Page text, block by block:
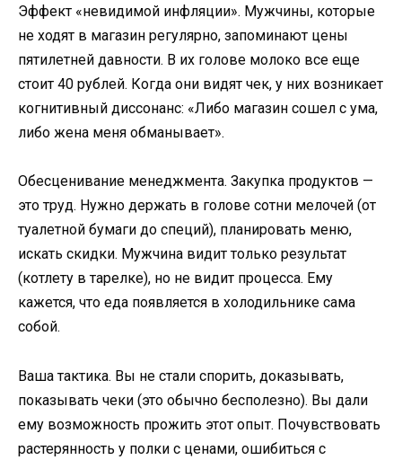
Эффект «невидимой инфляции». Мужчины, которые
не ходят в магазин регулярно, запоминают цены
пятилетней давности. В их голове молоко все еще
стоит 40 рублей. Когда они видят чек, у них возникает
когнитивный диссонанс: «Либо магазин сошел с ума,
либо жена меня обманывает».
Обесценивание менеджмента. Закупка продуктов —
это труд. Нужно держать в голове сотни мелочей (от
туалетной бумаги до специй), планировать меню,
искать скидки. Мужчина видит только результат
(котлету в тарелке), но не видит процесса. Ему
кажется, что еда появляется в холодильнике сама
собой.
Ваша тактика. Вы не стали спорить, доказывать,
показывать чеки (это обычно бесполезно). Вы дали
ему возможность прожить этот опыт. Почувствовать
растерянность у полки с ценами, ошибиться с